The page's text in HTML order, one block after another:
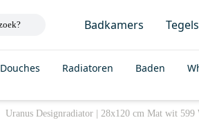
Badkamers Tegels
Douches Radiatoren Baden
Uranus Designradiator | 28x120 cm Mat wit